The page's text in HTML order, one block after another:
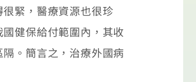
緊，醫療資源也很珍
健保給付範圍內，其收
。簡言之，治療外國病